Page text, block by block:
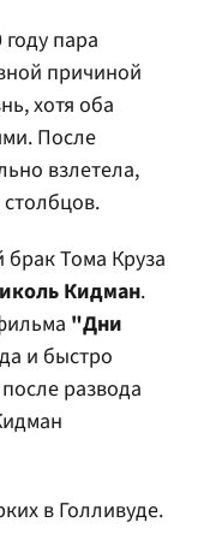
пара
причиной
хотя оба
После
взлетела,
Тома Круза
Кидман.
"Дни
и быстро
развода
в Голливуде.